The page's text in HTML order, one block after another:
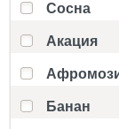
Cосна
Акация
Банан